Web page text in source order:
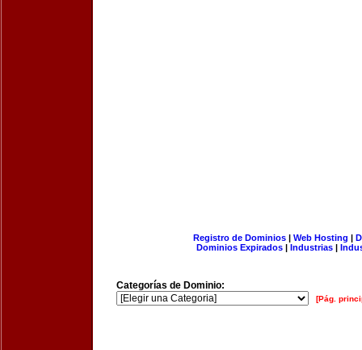
Registro de Dominios| Web Hosting |
Dominios Expirados | Industrias |
Categorías de Dominio:
[Pág.